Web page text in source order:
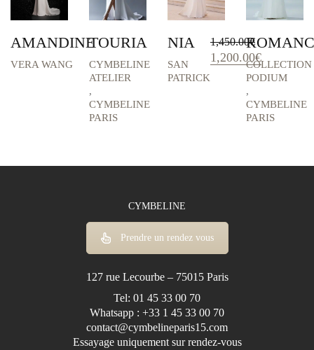
AMANDINE
VERA WANG
TOURIA
CYMBELINE
ATELIER
,
CYMBELINE
PARIS
NIA
SAN
PATRICK
1,450.00€
Le
prix
initial
1,450.00€.
1,200.00€Le
prix
actuel
1,200.00€.
COLLECTION
PODIUM
,
CYMBELINE
PARIS
CYMBELINE
Prendre un rendez vous
127 rue Lecourbe – 75015 Paris
Tel: 01 45 33 00 70
Whatsapp : +33 1 45 33 00 70
contact@cymbelineparis15.com
Essayage uniquement sur rendez-vous